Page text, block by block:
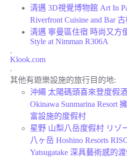
清邁 3D視覺博物館 Art In
Riverfront Cuisine and Bar
清邁 寧曼區住宿 時尚又方
Style at Nimman R306A
.
Klook.com
.
其他有遊樂設施的旅行目的地:
沖繩 太陽碼頭喜來登度假酒
Okinawa Sunmarina Resort
富設施的度假村
星野 山梨八岳度假村 リゾ
八ヶ岳 Hoshino Resorts
Yatsugatake 深具藝術感的